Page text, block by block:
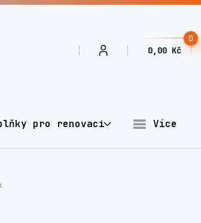
0
0,00 Kč
pro renovaci Více